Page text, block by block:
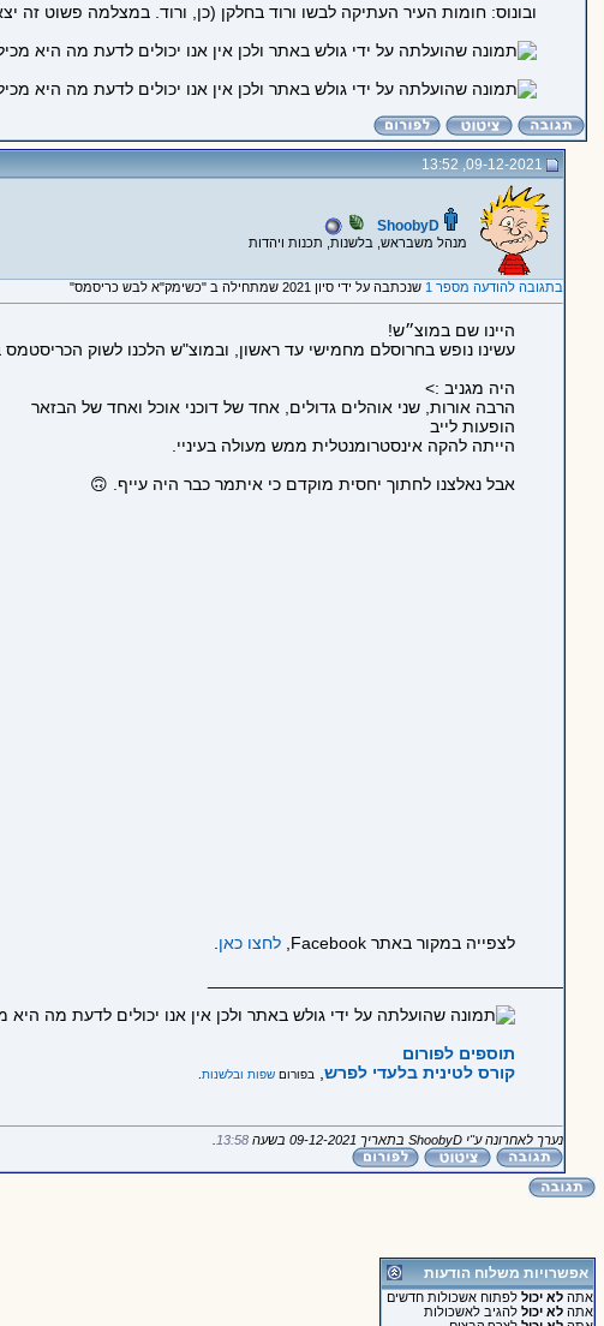
ובונוס: חומות העיר העתיקה לבשו ורוד בחלקן (כן, ורוד. במצלמה פשוט זה
09-12-2021, 13:52
ShoobyD
מנהל משבראש, בלשנות, תכנות ויהדות
בתגובה להודעה מספר 1 שנכתבה על ידי סיון 2021 שמתחילה ב "כשימק"א לבש כריסמס"
היינו שם במוצ״ש!
עשינו נופש בחרוסלם מחמישי עד ראשון, ובמוצ"ש הלכנו לשוק הכריסטמס
היה מגניב :>
הרבה אורות, שני אוהלים גדולים, אחד של דוכני אוכל ואחד של הבזאר
הופעות לייב
הייתה להקה אינסטרומנטלית ממש מעולה בעיניי.
אבל נאלצנו לחתוך יחסית מוקדם כי איתמר כבר היה עייף. 🙃
לצפייה במקור באתר Facebook, לחצו כאן
תוספים לפורום
קורס לטינית בלעדי לפרש, בפורום שפות ובלשנות.
נערך לאחרונה ע"י ShoobyD בתאריך 09-12-2021 בשעה 13:58
אפשרויות משלוח הודעות
אתה לא יכוללפתוח אשכולות חדשים
אתה לא יכוללהגיב לאשכולות